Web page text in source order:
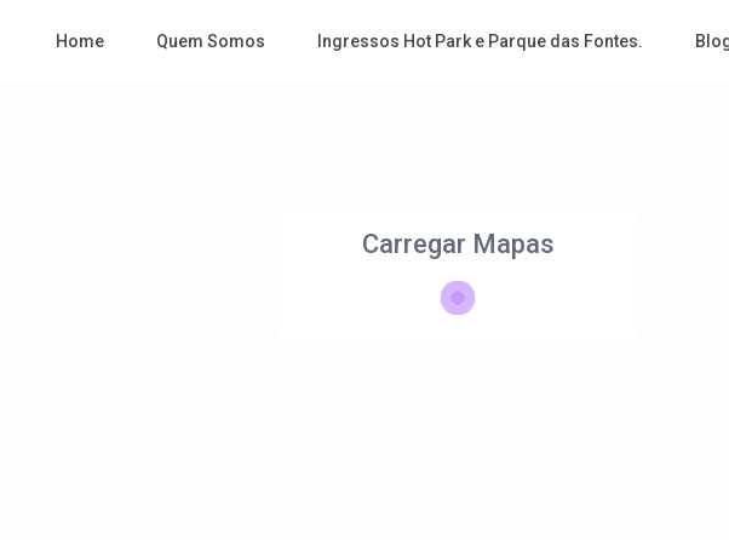
Home Quem Somos Ingressos Hot Park e Parque das Fontes.
Carregar Mapas